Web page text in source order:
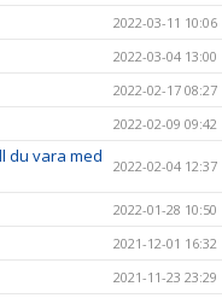
2022-03-11 10:06
2022-03-04 13:00
2022-02-17 08:27
2022-02-09 09:42
du vara med
2022-02-04 12:37
2022-01-28 10:50
2021-12-01 16:32
2021-11-23 23:29